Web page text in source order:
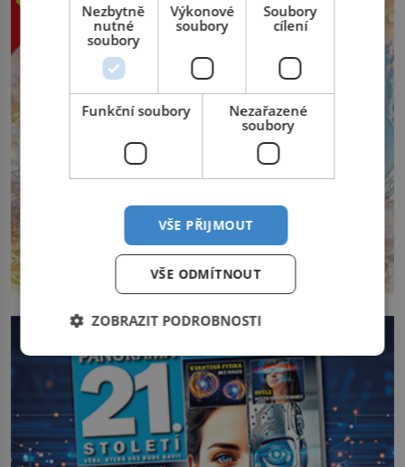
Nezbytně
nutné
soubory
Výkonové
soubory
Soubory
cílení
Funkční soubory
Nezařazené
soubory
VŠE PŘIJMOUT
VŠE ODMÍTNOUT
ZOBRAZIT PODROBNOSTI